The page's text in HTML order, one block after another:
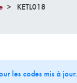
KETL018
les codes mis à jour.